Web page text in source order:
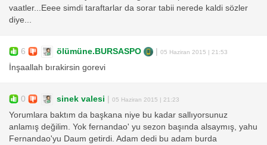
vaatler...Eeee simdi taraftarlar da sorar tabii nerede kaldi sözler
diye...
6 ölümüne.BURSASPO 05 Haziran 2015 | 21:53
İnşaallah bırakirsin gorevi
0 sinek valesi 05 Haziran 2015 | 21:23
Yorumlara baktım da başkana niye bu kadar sallıyorsunuz
anlamış değilim. Yok fernandao' yu sezon başında alsaymış, yahu
Fernandao'yu Daum getirdi. Adam dedi bu adam burda